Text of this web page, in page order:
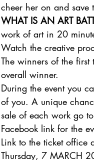
cheer her on and save
WHAT IS AN ART
work of art in 20
Watch the creative
The winners of the
overall winner.
During the event you
of you. A unique
sale of each work go
Facebook link for the
Link to the ticket office
Thursday, 7 MARCH